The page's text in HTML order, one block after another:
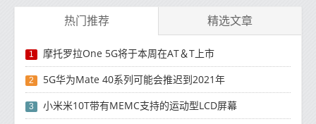
热门推荐 精选文章
1 摩托罗拉One 5G将于本周在AT＆T上市
2 5G华为Mate 40系列可能会推迟到2021年
3 小米米10T带有MEMC支持的运动型LCD屏幕